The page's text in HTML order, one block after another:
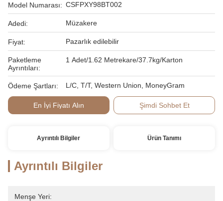
Model Numarası: CSFPXY98BT002
Adedi: Müzakere
Fiyat: Pazarlık edilebilir
Paketleme
Ayrıntıları:
1 Adet/1.62 Metrekare/37.7kg/Karton
Ödeme Şartları: L/C, T/T, Western Union, MoneyGram
En İyi Fiyatı Alın Şimdi Sohbet Et
Ayrıntılı Bilgiler Ürün Tanımı
Ayrıntılı Bilgiler
Menşe Yeri: